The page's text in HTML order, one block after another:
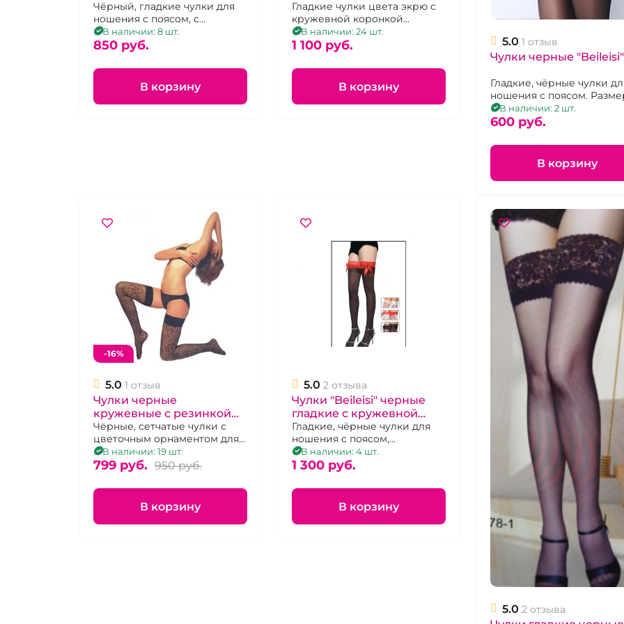
резинкой "Yiliama"
Чёрный, гладкие чулки для
ношения с поясом, с
коронкой из ткани с
"зоологическим" принтом, р.
В наличии: 8 шт.
850 pуб.
В корзину
резинкой
Гладкие чулки цвета экрю с
кружевной коронкой
усиленной двумя полосками
силикона. Размер 1-3
В наличии: 24 шт.
1 100 pуб.
В корзину
5.0 1 отзыв
Чулки черные "Beileisi"
Гладкие, чёрные чулки
ношения с поясом.
2.В наличии: 2 шт.
600 pуб.
В корзину
-16%
5.0 1 отзыв
Чулки черные
кружевные с резинкой
"Beileisi"
Чёрные, сетчатые чулки с
цветочным орнаментом для
ношения с поясом, р 3-4
В наличии: 19 шт.
799 pуб. 950 pуб.
В корзину
5.0 2 отзыва
Чулки "Beileisi" черные
гладкие с кружевной
резинкой бантом и
бусами
Гладкие, чёрные чулки для
ношения с поясом,
украшенные фестоном из
кружева, бантом и
В наличии: 4 шт.
1 300 pуб.
В корзину
5.0 2 отзыва